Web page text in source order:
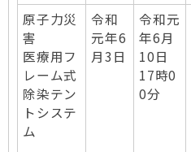
原子力災
害
医療用フ
レーム式
除染テン
トシステ
ム
令和
元年6
月3日
令和元
年6月
10日
17時0
0分